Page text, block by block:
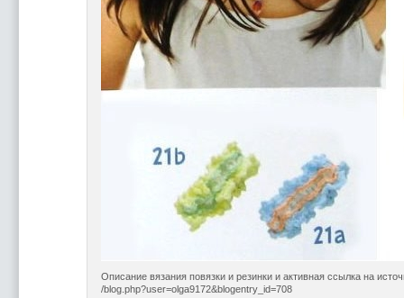
Описание вязания повязки и резинки и активная ссылка на
/blog.php?user=olga9172&blogentry_id=708